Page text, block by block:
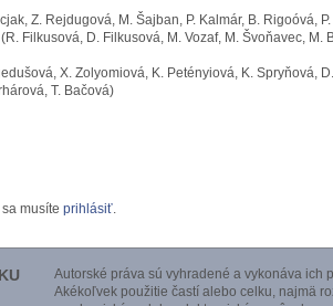
Z. Rejdugová, M. Šajban, P. Kalmár, B. Rigoóvá,
Filkusová, D. Filkusová, M. Vozaf, M. Švoňavec, M.
X. Zolyomiová, K. Petényiová, K. Spryňová, D.
T. Bačová)
musíte prihlásiť.
Autorské práva sú vyhradené a vykonáva ich
Akékoľvek použitie častí alebo celku, najmä